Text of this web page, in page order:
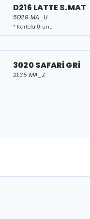
D216 LATTE S.MAT
5D29 MA_U
* Kartela Ürünü
3020 SAFARİ GRİ
2E35 MA_Z